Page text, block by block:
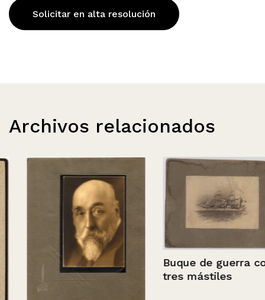
Solicitar en alta resolución
Archivos relacionados
Buque de guerra con
tres mástiles